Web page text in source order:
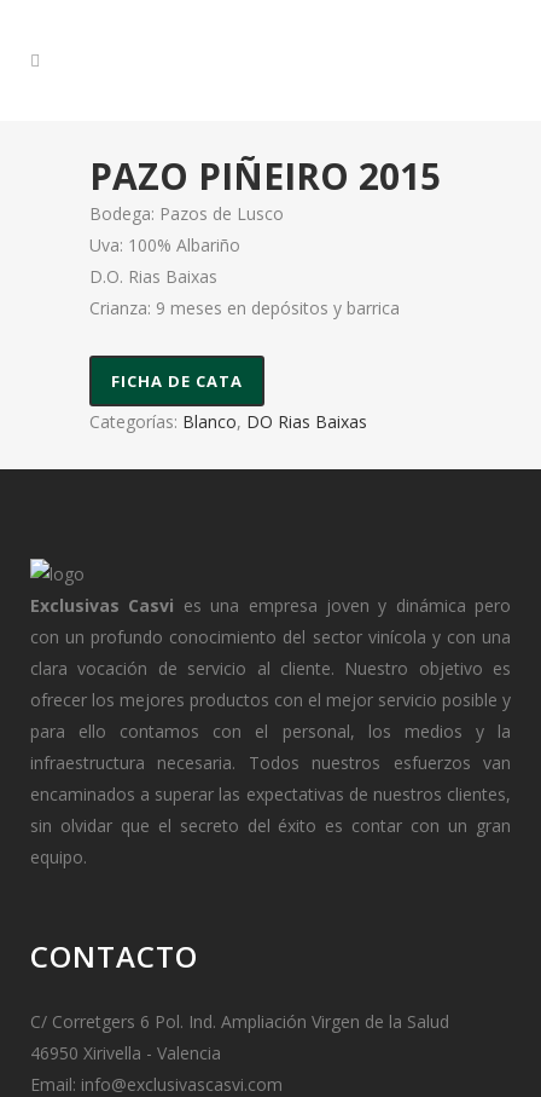
PAZO PIÑEIRO 2015
Bodega: Pazos de Lusco
Uva: 100% Albariño
D.O. Rias Baixas
Crianza: 9 meses en depósitos y barrica
FICHA DE CATA
Categorías: Blanco, DO Rias Baixas
Exclusivas Casvi es una empresa joven y dinámica pero
con un profundo conocimiento del sector vinícola y con una
clara vocación de servicio al cliente. Nuestro objetivo es
ofrecer los mejores productos con el mejor servicio posible y
para ello contamos con el personal, los medios y la
infraestructura necesaria. Todos nuestros esfuerzos van
encaminados a superar las expectativas de nuestros clientes,
sin olvidar que el secreto del éxito es contar con un gran
equipo.
CONTACTO
C/ Corretgers 6 Pol. Ind. Ampliación Virgen de la Salud
46950 Xirivella - Valencia
Email: info@exclusivascasvi.com